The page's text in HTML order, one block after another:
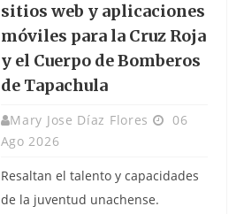
sitios web y aplicaciones
móviles para la Cruz Roja
y el Cuerpo de Bomberos
de Tapachula
Mary Jose Díaz Flores
06
Ago 2026
Resaltan el talento y capacidades
de la juventud unachense.